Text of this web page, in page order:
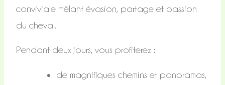
conviviale mêlant évasion, partage et passion
du cheval.
Pendant deux jours, vous profiterez :
de magnifiques chemins et panoramas,